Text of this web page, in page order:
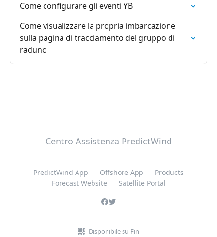
Come configurare gli eventi YB
Come visualizzare la propria imbarcazione
sulla pagina di tracciamento del gruppo di
raduno
Centro Assistenza PredictWind
PredictWind App Offshore App
Products
Forecast Website
Satellite Portal
Disponibile su Fin